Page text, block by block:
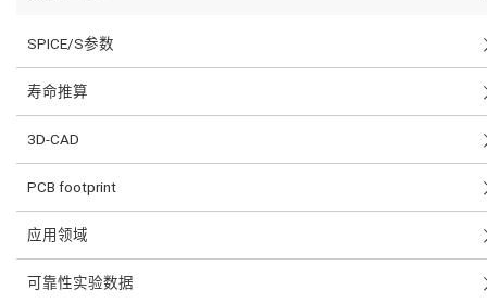
SPICE/S参数
寿命推算
3D-CAD
PCB footprint
应用领域
可靠性实验数据